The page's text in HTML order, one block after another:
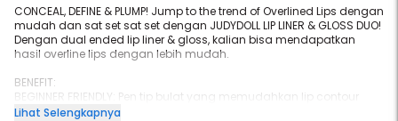
CONCEAL, DEFINE & PLUMP! Jump to the trend of Overlined Lips dengan
mudah dan sat set sat set dengan JUDYDOLL LIP LINER & GLOSS DUO!
Dengan dual ended lip liner & gloss, kalian bisa mendapatkan
hasil overline lips dengan lebih mudah.
BENEFIT:
BEGINNER FRIENDLY: Pen tip bulat yang memudahkan lip contour
- EASY TO BLEND: Pakai concealer buat lips bikin kering & super NO!
Lihat Selengkapnya